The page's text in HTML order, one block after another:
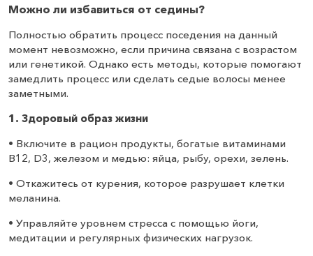
Можно ли избавиться от седины?
Полностью обратить процесс поседения на данный
момент невозможно, если причина связана с возрастом
или генетикой. Однако есть методы, которые помогают
замедлить процесс или сделать седые волосы менее
заметными.
1. Здоровый образ жизни
• Включите в рацион продукты, богатые витаминами
B12, D3, железом и медью: яйца, рыбу, орехи, зелень.
• Откажитесь от курения, которое разрушает клетки
меланина.
• Управляйте уровнем стресса с помощью йоги,
медитации и регулярных физических нагрузок.